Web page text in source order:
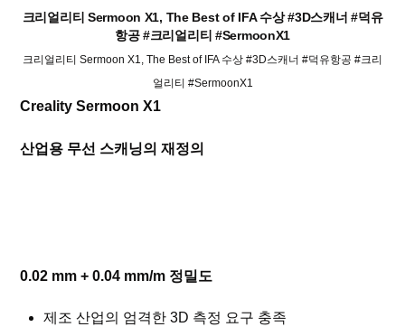
크리얼리티 Sermoon X1, The Best of IFA 수상 #3D스캐너 #덕유
항공 #크리얼리티 #SermoonX1
크리얼리티 Sermoon X1, The Best of IFA 수상 #3D스캐너 #덕유항공 #크리
얼리티 #SermoonX1
Creality Sermoon X1
산업용 무선 스캐닝의 재정의
0.02 mm + 0.04 mm/m 정밀도
제조 산업의 엄격한 3D 측정 요구 충족